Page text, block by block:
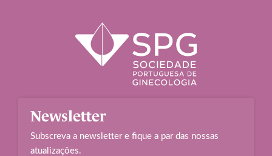
Newsletter
Subscreva a newsletter e fique a par das nossas
atualizações.